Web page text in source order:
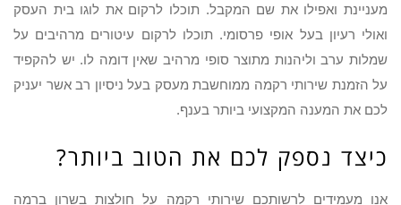
מעניינת ואפילו את שם המקבל. תוכלו לרקום את לוגו בית העסק
ואולי רעיון בעל אופי פרסומי. תוכלו לרקום עיטורים מרהיבים על
שמלות ערב וליהנות מתוצר סופי מרהיב שאין דומה לו. יש להקפיד
על הזמנת שירותי רקמה ממוחשבת מעסק בעל ניסיון רב אשר יעניק
לכם את המענה המקצועי ביותר בענף.
כיצד נספק לכם את הטוב ביותר?
אנו מעמידים לרשותכם שירותי רקמה על חולצות בשרון ברמה